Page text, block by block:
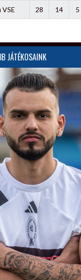
VSE 28 14 5
JÁTÉKOSAINK